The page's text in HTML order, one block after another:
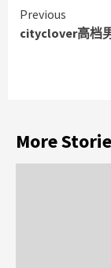
Continue
Reading
Previous
cityclover高档
More